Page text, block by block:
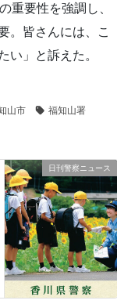
重要性を強調し、
。皆さんには、こ
い」と訴えた。
山市 福知山署
日刊警察ニュース